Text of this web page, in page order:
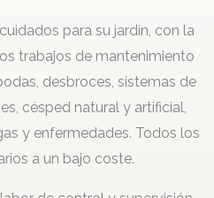
para su jardín, con la
trabajos de mantenimiento
desbroces, sistemas de
césped natural y artificial,
y enfermedades. Todos los
a un bajo coste.